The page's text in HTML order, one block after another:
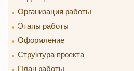
Организация работы
Этапы работы
Оформление
Структура проекта
План работы